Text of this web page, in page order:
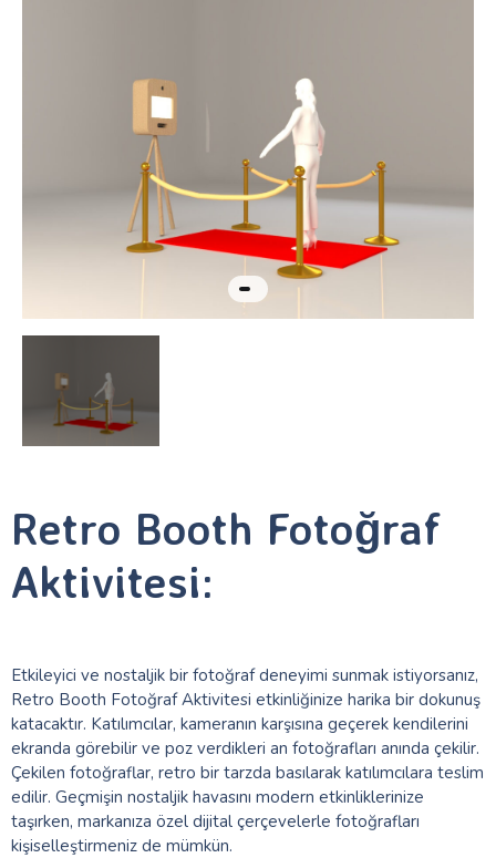
Retro Booth Fotoğraf
Aktivitesi:
Etkileyici ve nostaljik bir fotoğraf deneyimi sunmak istiyorsanız,
Retro Booth Fotoğraf Aktivitesi etkinliğinize harika bir dokunuş
katacaktır. Katılımcılar, kameranın karşısına geçerek kendilerini
ekranda görebilir ve poz verdikleri an fotoğrafları anında çekilir.
Çekilen fotoğraflar, retro bir tarzda basılarak katılımcılara teslim
edilir. Geçmişin nostaljik havasını modern etkinliklerinize
taşırken, markanıza özel dijital çerçevelerle fotoğrafları
kişiselleştirmeniz de mümkün.